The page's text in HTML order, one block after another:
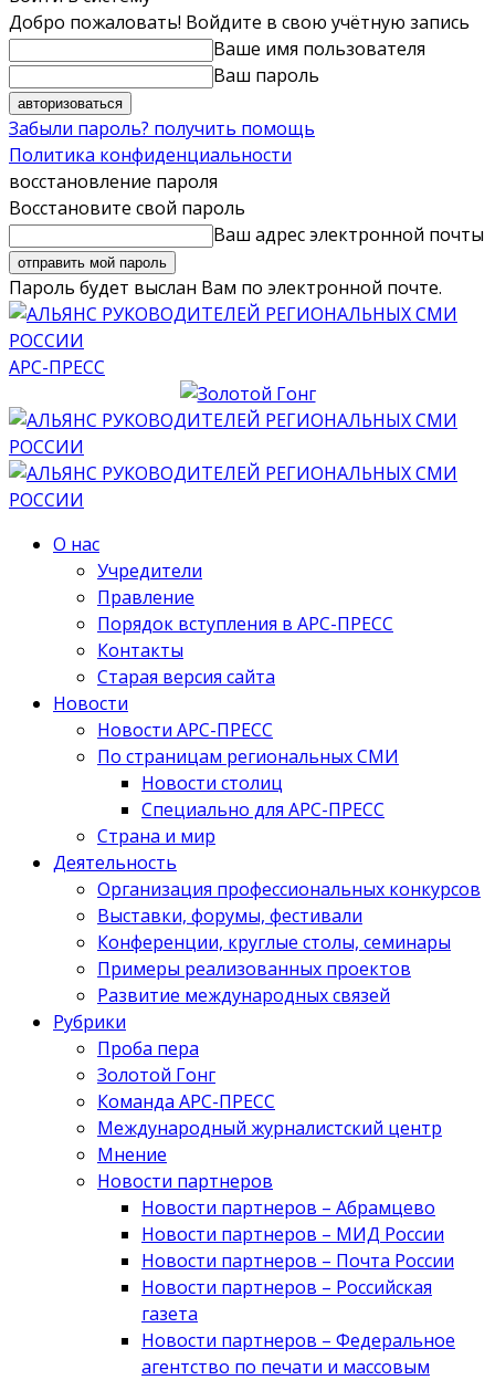
Добро пожаловать! Войдите в свою учётную запись
Ваше имя пользователя
Ваш пароль
Забыли пароль? получить помощь
Политика конфиденциальности
восстановление пароля
Восстановите свой пароль
Ваш адрес электронной почты
Пароль будет выслан Вам по электронной почте.
АРС-ПРЕСС
О нас
Учредители
Правление
Порядок вступления в АРС-ПРЕСС
Контакты
Старая версия сайта
Новости
Новости АРС-ПРЕСС
По страницам региональных СМИ
Новости столиц
Специально для АРС-ПРЕСС
Страна и мир
Деятельность
Организация профессиональных конкурсов
Выставки, форумы, фестивали
Конференции, круглые столы, семинары
Примеры реализованных проектов
Развитие международных связей
Рубрики
Проба пера
Золотой Гонг
Команда АРС-ПРЕСС
Международный журналистский центр
Мнение
Новости партнеров
Новости партнеров – Абрамцево
Новости партнеров – МИД России
Новости партнеров – Почта России
Новости партнеров – Российская
газета
Новости партнеров – Федеральное
агентство по печати и массовым